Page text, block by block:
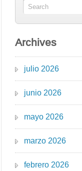
Archives
julio 2026
junio 2026
mayo 2026
marzo 2026
febrero 2026